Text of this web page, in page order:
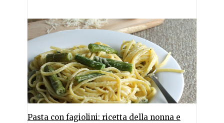
Pasta con fagiolini: ricetta della nonna e